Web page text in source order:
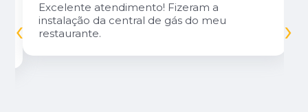
Excelente atendimento! Fizeram a
instalação da central de gás do meu
restaurante.
‹ ›